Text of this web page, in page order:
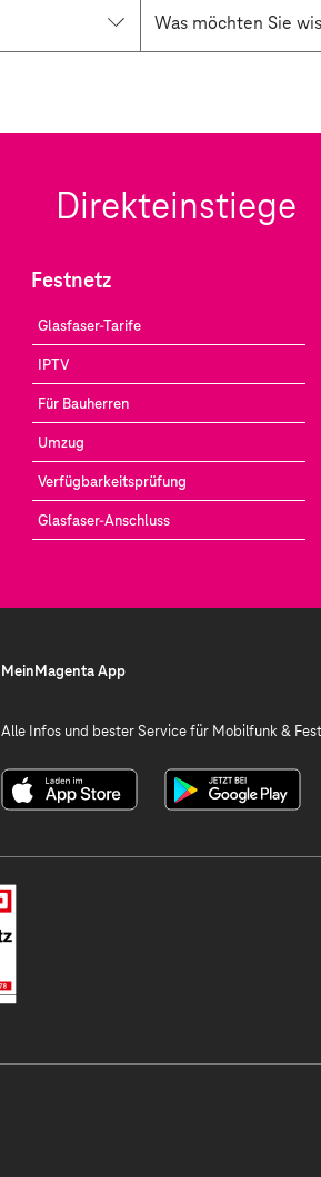
Direkteinstiege
Festnetz
Glasfaser-Tarife
IPTV
Für Bauherren
Umzug
Verfügbarkeitsprüfung
Glasfaser-Anschluss
MeinMagenta App
Alle Infos und bester Service für Mobilfunk &